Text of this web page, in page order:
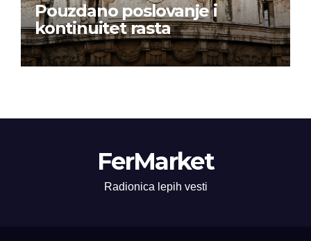
Pouzdano poslovanje i
kontinuitet rasta
FerMarket
Radionica lepih vesti